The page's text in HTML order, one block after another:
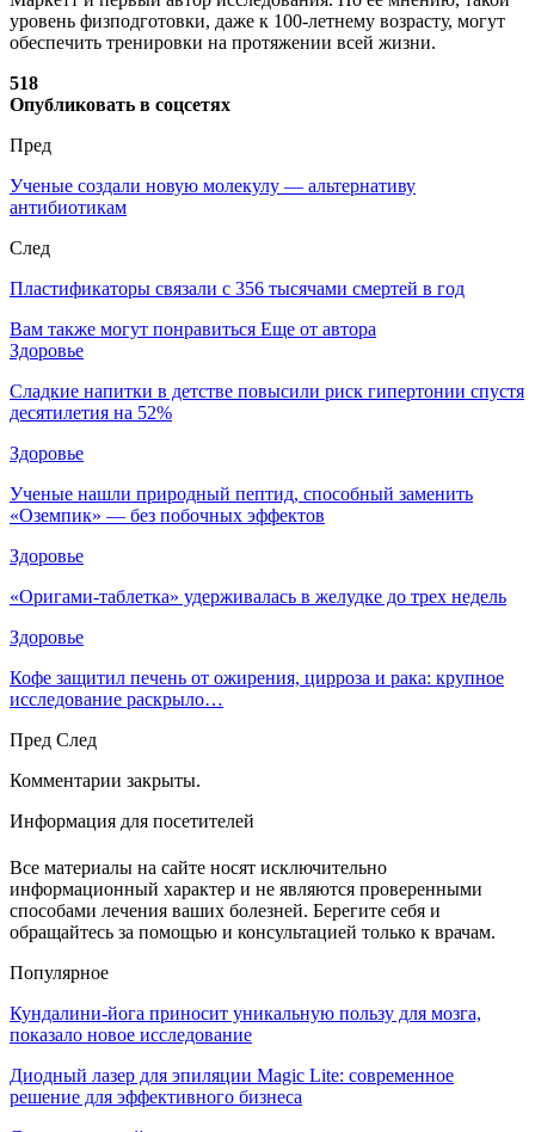
уровень физподготовки, даже к 100-летнему возрасту, могут
обеспечить тренировки на протяжении всей жизни.
518
Опубликовать в соцсетях
Пред
Ученые создали новую молекулу — альтернативу
антибиотикам
След
Пластификаторы связали с 356 тысячами смертей в год
Вам также могут понравиться Еще от автора
Здоровье
Сладкие напитки в детстве повысили риск гипертонии спустя
десятилетия на 52%
Здоровье
Ученые нашли природный пептид, способный заменить
«Оземпик» — без побочных эффектов
Здоровье
«Оригами-таблетка» удерживалась в желудке до трех недель
Здоровье
Кофе защитил печень от ожирения, цирроза и рака: крупное
исследование раскрыло…
Пред След
Комментарии закрыты.
Информация для посетителей
Все материалы на сайте носят исключительно
информационный характер и не являются проверенными
способами лечения ваших болезней. Берегите себя и
обращайтесь за помощью и консультацией только к врачам.
Популярное
Кундалини-йога приносит уникальную пользу для мозга,
показало новое исследование
Диодный лазер для эпиляции Magic Lite: современное
решение для эффективного бизнеса